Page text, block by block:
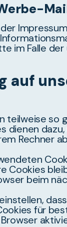
im Falle
auf
so
dienen
Rechner
Cookies
beim
für